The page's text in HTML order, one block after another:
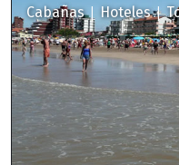
Cabañas| Hoteles|